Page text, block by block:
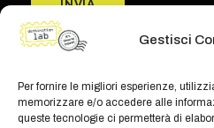
Gestisci
Per fornire le migliori esperienze,
memorizzare e/o accedere alle
queste tecnologie ci permetterà di